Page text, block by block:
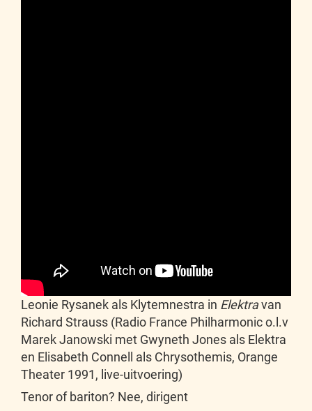
Leonie Rysanek als Klytemnestra in Elektravan
Richard Strauss (Radio France Philharmonic o.l.v
Marek Janowski met Gwyneth Jones als Elektra
en Elisabeth Connell als Chrysothemis, Orange
Theater 1991, live-uitvoering)
Tenor of bariton? Nee, dirigent